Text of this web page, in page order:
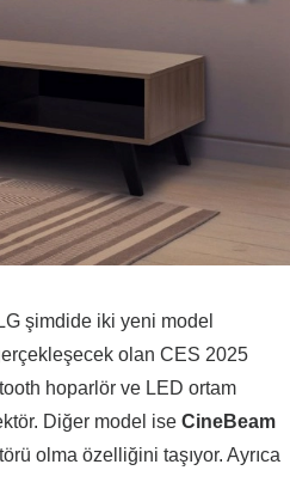
şimdide iki yeni model
olan CES 2025
hoparlör ve LED ortam
Diğer model ise CineBeam
olma özelliğini taşıyor. Ayrıca